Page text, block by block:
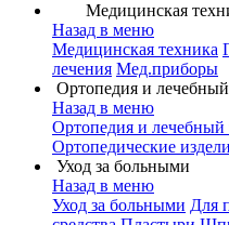
Медицинская
Назад в меню
Медицинская техника
лечения Мед.приборы
Ортопедия и
Назад в меню
Ортопедия и лечебный
Ортопедические
Уход за больными
Назад в меню
Уход за больными Для